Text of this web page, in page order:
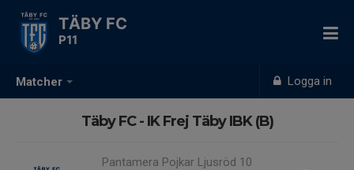
Matcher Logga in
TÄBY FC
P11
Täby FC - IK Frej Täby IBK (B)
Pantamera Pojkar Ljusröd 10